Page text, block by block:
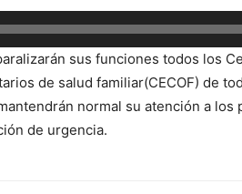
sus funciones todos los
de salud familiar(CECOF) de
normal su atención a
de urgencia.